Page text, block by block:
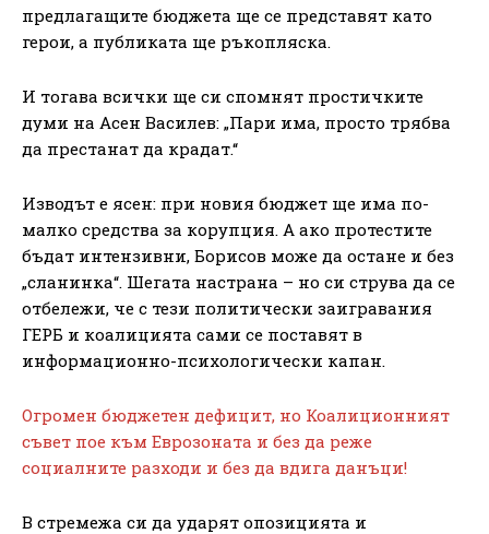
предлагащите бюджета ще се представят като
герои, а публиката ще ръкопляска.
И тогава всички ще си спомнят простичките
думи на Асен Василев: „Пари има, просто трябва
да престанат да крадат.“
Изводът е ясен: при новия бюджет ще има по-
малко средства за корупция. А ако протестите
бъдат интензивни, Борисов може да остане и без
„сланинка“. Шегата настрана – но си струва да се
отбележи, че с тези политически заигравания
ГЕРБ и коалицията сами се поставят в
информационно-психологически капан.
Огромен бюджетен дефицит, но Коалиционният
съвет пое към Еврозоната и без да реже
социалните разходи и без да вдига данъци!
В стремежа си да ударят опозицията и